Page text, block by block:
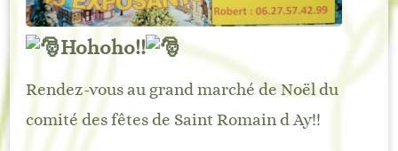
Hohoho!!
Rendez-vous au grand marché de Noël du
comité des fêtes de Saint Romain d Ay!!